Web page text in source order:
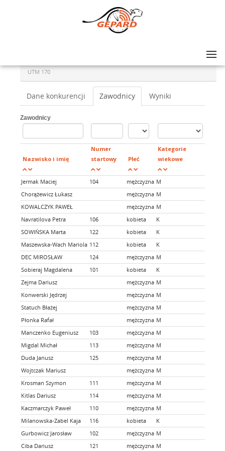
UTM 170
Dane konkurencji Zawodnicy Wyniki
Zawodnicy
Nazwisko i imię
Numer
startowy
Płeć
Kategorie
wiekowe
Jermak Maciej 104 mężczyzna M
Chorążewicz Łukasz
mężczyzna M
KOWALCZYK PAWEŁ
mężczyzna M
Navratilova Petra
106 kobieta K
SOWIŃSKA Marta
122 kobieta K
Maszewska-Wach Mariola 112 kobieta K
DEC MIROSŁAW
124 mężczyzna M
Sobieraj Magdalena
101 kobieta K
Zejma Dariusz
mężczyzna M
Konwerski Jędrzej
mężczyzna M
Statuch Błażej
mężczyzna M
Płonka Rafał
mężczyzna M
Manczenko Eugeniusz
103 mężczyzna M
Migdal Michał
113 mężczyzna M
Duda Janusz
125 mężczyzna M
Wojtczak Mariusz
mężczyzna M
Krosman Szymon
111 mężczyzna M
Kitlas Dariusz
114 mężczyzna M
Kaczmarczyk Paweł
110 mężczyzna M
Milanowska-Zabel Kaja
116 kobieta K
Gurbowicz Jarosław
102 mężczyzna M
Ciba Dariusz
121 mężczyzna M